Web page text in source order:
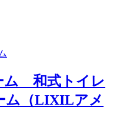
ム 和式トイレ
ム（LIXILアメ